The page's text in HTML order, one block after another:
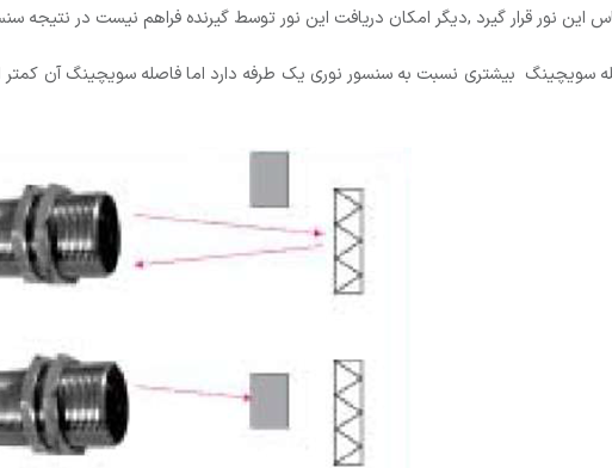
این نور قرار گیرد ,دیگر امکان دریافت این نور توسط گیرنده فراهم نیست در